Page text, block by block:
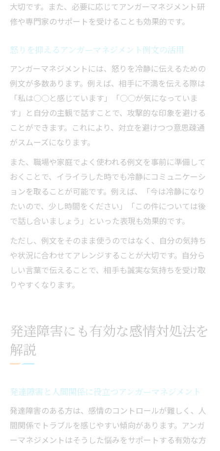
大切です。また、必要に応じてアンガーマネジメント研
修や専門家のサポートを受けることも効果的です。
怒りを抑えるアンガーマネジメント例文の活用
アンガーマネジメントには、怒りを冷静に伝えるための
例文が多数あります。例えば、相手に不満を伝える際は
「私は○○と感じています」「○○が気になっていま
す」と自分の主観で話すことで、攻撃的な印象を避ける
ことができます。これにより、対立を避けつつ意思疎通
がスムーズになります。
また、職場や家庭でよく使われる例文を事前に準備して
おくことで、イライラした時でも冷静にコミュニケーシ
ョンを取ることが可能です。例えば、「今は冷静になり
たいので、少し時間をください」「この件については後
で話し合いましょう」といった表現も効果的です。
ただし、例文をそのまま使うのではなく、自分の気持ち
や状況に合わせてアレンジすることが大切です。自分ら
しい言葉で伝えることで、相手も誠実な気持ちを受け取
りやすくなります。
発達障害にも有効な感情対処法を
解説
発達障害と人間関係に役立つアンガーマネジメント
発達障害のある方は、感情のコントロールが難しく、人
間関係でトラブルを感じやすい傾向があります。アンガ
ーマネジメントはそうした悩みをサポートする有効な方